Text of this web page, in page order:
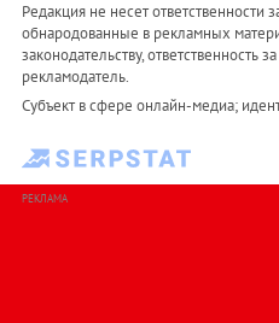
Редакция не несет
обнародованные в рекламных
законодательству, ответственность
рекламодатель.
Субъект в сфере онлайн-медиа;
РЕКЛАМА